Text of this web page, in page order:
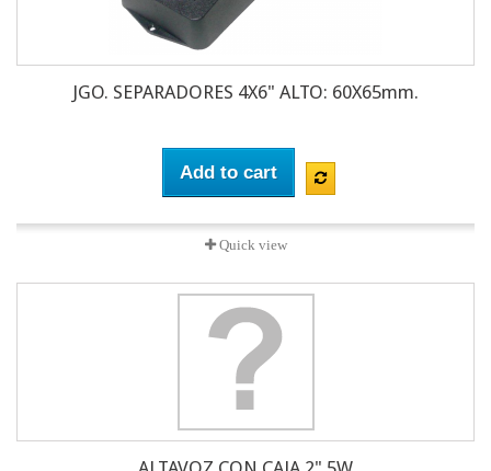
JGO. SEPARADORES 4X6" ALTO: 60X65mm.
Add to cart
Quick view